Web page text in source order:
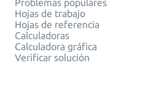
Problemas populares
Hojas de trabajo
Hojas de referencia
Calculadoras
Calculadora gráfica
Verificar solución